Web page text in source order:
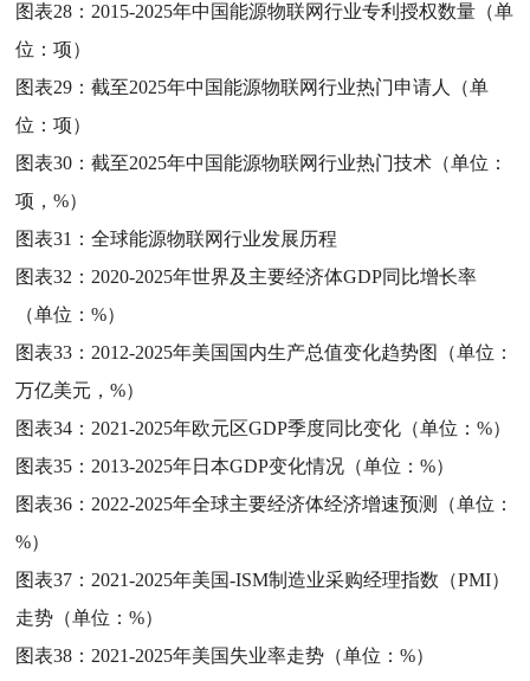
图表28： 2015-2025年中国能源物联网行业专利授权数量（单
位：项）
图表29：截至2025年中国能源物联网行业热门申请人（单
位：项）
图表30：截至2025年中国能源物联网行业热门技术（单位：
项，%）
图表31：全球能源物联网行业发展历程
图表32： 2020-2025年世界及主要经济体GDP同比增长率
（单位：%）
图表33： 2012-2025年美国国内生产总值变化趋势图（单位：
万亿美元，%）
图表34： 2021-2025年欧元区GDP季度同比变化（单位：%）
图表35： 2013-2025年日本GDP变化情况（单位：%）
图表36： 2022-2025年全球主要经济体经济增速预测（单位：
%）
图表37： 2021-2025年美国-ISM制造业采购经理指数（PMI）
走势（单位：%）
图表38： 2021-2025年美国失业率走势（单位：%）